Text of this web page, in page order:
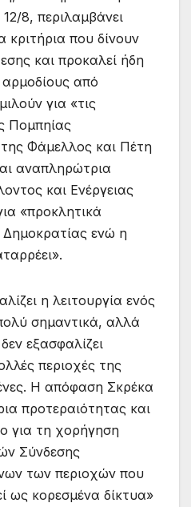
8, περιλαμβάνει
που δίνουν
και προκαλεί ήδη
αρμοδίους από
για «τις
Πομπηίας
Φάμελλος και Πέτη
αναπληρώτρια
και Ενέργειας
«προκλητικά
ενώ η
η λειτουργία ενός
σημαντικά, αλλά
εξασφαλίζει
περιοχές της
Η απόφαση Σκρέκα
προτεραιότητας και
για τη χορήγηση
Σύνδεσης
των περιοχών που
ως κορεσμένα δίκτυα»